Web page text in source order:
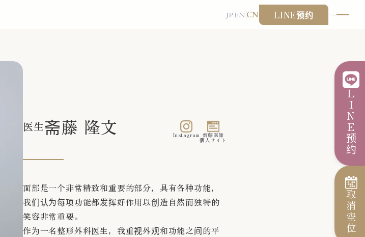
JPEN CN LINE预约
LINE预约
取消空位
医生斋藤 隆文 Instagram 齋藤医師
個人サイト
面部是一个非常精致和重要的部分，具有各种功能，
我们认为每项功能都发挥好作用以创造自然而独特的
笑容非常重要。
作为一名整形外科医生，我重视外观和功能之间的平